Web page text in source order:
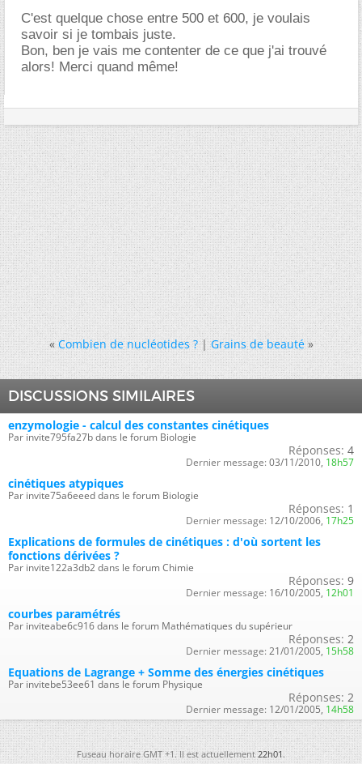
C'est quelque chose entre 500 et 600, je voulais
savoir si je tombais juste.
Bon, ben je vais me contenter de ce que j'ai trouvé
alors! Merci quand même!
« Combien de nucléotides ?|Grains de beauté »
DISCUSSIONS SIMILAIRES
enzymologie - calcul des constantes cinétiques
Par invite795fa27b dans le forum Biologie
Réponses: 4
Dernier message: 03/11/2010, 18h57
cinétiques atypiques
Par invite75a6eeed dans le forum Biologie
Réponses: 1
Dernier message: 12/10/2006, 17h25
Explications de formules de cinétiques : d'où sortent les
fonctions dérivées ?
Par invite122a3db2 dans le forum Chimie
Réponses: 9
Dernier message: 16/10/2005, 12h01
courbes paramétrés
Par inviteabe6c916 dans le forum Mathématiques du supérieur
Réponses: 2
Dernier message: 21/01/2005, 15h58
Equations de Lagrange + Somme des énergies cinétiques
Par invitebe53ee61 dans le forum Physique
Réponses: 2
Dernier message: 12/01/2005, 14h58
Fuseau horaire GMT +1. Il est actuellement22h01.